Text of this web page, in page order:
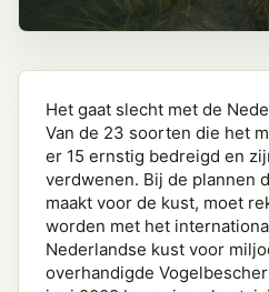
Het gaat slecht met de
Van de 23 soorten die het
er 15 ernstig bedreigd en
verdwenen. Bij de plannen
maakt voor de kust, moet
worden met het
Nederlandse kust voor
overhandigde